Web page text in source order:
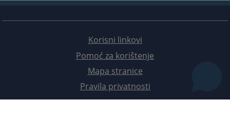
Korisni linkovi
Pomoć za korištenje
Mapa stranice
Pravila privatnosti